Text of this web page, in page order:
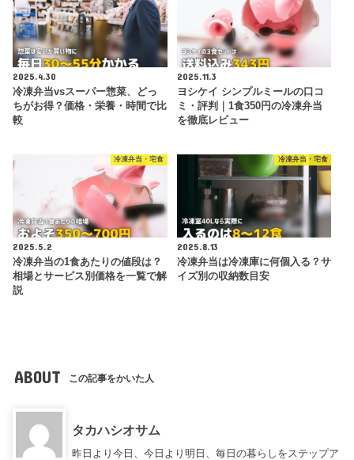
2025.4.30
冷凍弁当vsスーパー惣菜、どっ
ちがお得？価格・栄養・時間で比
較
2025.11.3
ヨシケイ シンプルミールの口コ
ミ・評判｜1食350円の冷凍弁当
を徹底レビュー
冷凍弁当・宅食
2025.5.2
冷凍弁当の1食あたりの値段は？
相場とサービス別価格を一覧で解
説
冷凍弁当・宅食
2025.8.13
冷凍弁当は冷凍庫に何個入る？サ
イズ別の収納数目安
ABOUT この記事をかいた人
タカハシオサム
昨日より今日、今日より明日、毎日の暮らしをステップア